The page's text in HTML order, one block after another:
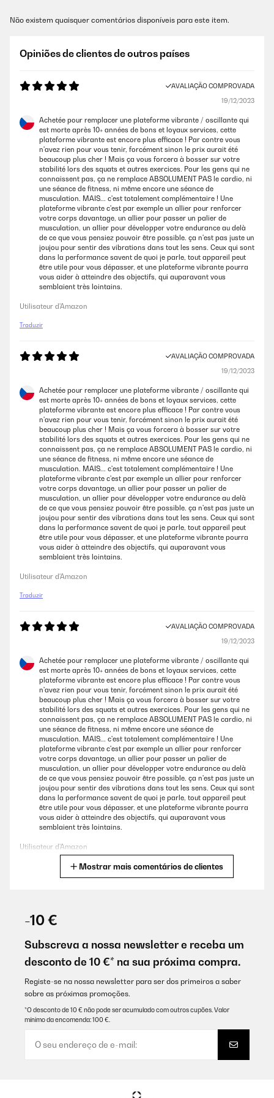
Não existem quaisquer comentários disponíveis para este item.
Opiniões de clientes de outros países
AVALIAÇÃO COMPROVADA
19/12/2023
Achetée pour remplacer une plateforme vibrante / oscillante qui
est morte après 10+ années de bons et loyaux services, cette
plateforme vibrante est encore plus efficace ! Par contre vous
n'avez rien pour vous tenir, forcément sinon le prix aurait été
beaucoup plus cher ! Mais ça vous forcera à bosser sur votre
stabilité lors des squats et autres exercices. Pour les gens qui ne
connaissent pas, ça ne remplace ABSOLUMENT PAS le cardio, ni
une séance de fitness, ni même encore une séance de
musculation. MAIS... c'est totalement complémentaire ! Une
plateforme vibrante c'est par exemple un allier pour renforcer
votre corps davantage, un allier pour passer un palier de
musculation, un allier pour développer votre endurance au delà
de ce que vous pensiez pouvoir être possible. ça n'est pas juste un
joujou pour sentir des vibrations dans tout les sens. Ceux qui sont
dans la performance savent de quoi je parle, tout appareil peut
être utile pour vous dépasser, et une plateforme vibrante pourra
vous aider à atteindre des objectifs, qui auparavant vous
semblaient très lointains.
Utilisateur d'Amazon
Traduzir
AVALIAÇÃO COMPROVADA
19/12/2023
Achetée pour remplacer une plateforme vibrante / oscillante qui
est morte après 10+ années de bons et loyaux services, cette
plateforme vibrante est encore plus efficace ! Par contre vous
n'avez rien pour vous tenir, forcément sinon le prix aurait été
beaucoup plus cher ! Mais ça vous forcera à bosser sur votre
stabilité lors des squats et autres exercices. Pour les gens qui ne
connaissent pas, ça ne remplace ABSOLUMENT PAS le cardio, ni
une séance de fitness, ni même encore une séance de
musculation. MAIS... c'est totalement complémentaire ! Une
plateforme vibrante c'est par exemple un allier pour renforcer
votre corps davantage, un allier pour passer un palier de
musculation, un allier pour développer votre endurance au delà
de ce que vous pensiez pouvoir être possible. ça n'est pas juste un
joujou pour sentir des vibrations dans tout les sens. Ceux qui sont
dans la performance savent de quoi je parle, tout appareil peut
être utile pour vous dépasser, et une plateforme vibrante pourra
vous aider à atteindre des objectifs, qui auparavant vous
semblaient très lointains.
Utilisateur d'Amazon
Traduzir
AVALIAÇÃO COMPROVADA
19/12/2023
Achetée pour remplacer une plateforme vibrante / oscillante qui
est morte après 10+ années de bons et loyaux services, cette
plateforme vibrante est encore plus efficace ! Par contre vous
n'avez rien pour vous tenir, forcément sinon le prix aurait été
beaucoup plus cher ! Mais ça vous forcera à bosser sur votre
stabilité lors des squats et autres exercices. Pour les gens qui ne
connaissent pas, ça ne remplace ABSOLUMENT PAS le cardio, ni
une séance de fitness, ni même encore une séance de
musculation. MAIS... c'est totalement complémentaire ! Une
plateforme vibrante c'est par exemple un allier pour renforcer
votre corps davantage, un allier pour passer un palier de
musculation, un allier pour développer votre endurance au delà
de ce que vous pensiez pouvoir être possible. ça n'est pas juste un
joujou pour sentir des vibrations dans tout les sens. Ceux qui sont
dans la performance savent de quoi je parle, tout appareil peut
être utile pour vous dépasser, et une plateforme vibrante pourra
vous aider à atteindre des objectifs, qui auparavant vous
semblaient très lointains.
Utilisateur d'Amazon
Utilisateur d'Amazon
AVALIAÇÃO COMPROVADA
Réception rapide Vraiment pas déçue
Mostrar mais comentários de clientes
-10 €
Subscreva a nossa newsletter e receba um
desconto de 10 €* na sua próxima compra.
Registe-se na nossa newsletter para ser dos primeiros a saber
sobre as próximas promoções.
*O desconto de 10 € não pode ser acumulado com outros cupões. Valor
mínimo da encomenda: 100 €.